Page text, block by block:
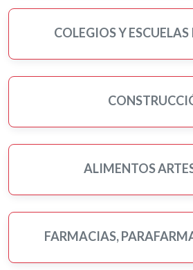
COLEGIOS Y
ALIMENTOS
FARMACIAS,